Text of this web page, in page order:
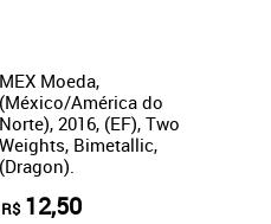
MEX Moeda,
(México/América do
Norte), 2016, (EF), Two
Weights, Bimetallic,
(Dragon).
R$ 12,50